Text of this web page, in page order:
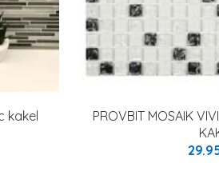
kakel
PROVBIT MOSAIK